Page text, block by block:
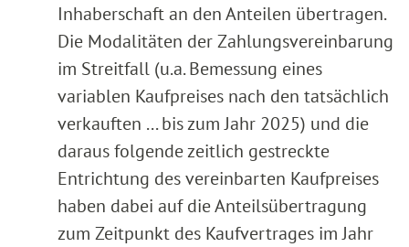
Inhaberschaft an den Anteilen übertragen.
Die Modalitäten der Zahlungsvereinbarung
im Streitfall (u.a. Bemessung eines
variablen Kaufpreises nach den tatsächlich
verkauften ... bis zum Jahr 2025) und die
daraus folgende zeitlich gestreckte
Entrichtung des vereinbarten Kaufpreises
haben dabei auf die Anteilsübertragung
zum Zeitpunkt des Kaufvertrages im Jahr